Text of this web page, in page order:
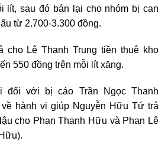
lít, sau đó bán lại cho nhóm bị can
từ 2.700-3.300 đồng.
cho Lê Thanh Trung tiền thuê kho
550 đồng trên mỗi lít xăng.
đối với bị cáo Trần Ngọc Thanh
hành vi giúp Nguyễn Hữu Tứ trả
cho Phan Thanh Hữu và Phan Lê